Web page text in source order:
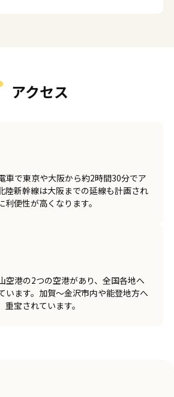
アクセス
車で東京や大阪から約2時間30分でア
陸新幹線は大阪までの延線も計画され
便性が高くなります。
空港の2つの空港があり、全国各地へ
います。加賀～金沢市内や能登地方へ
宝されています。